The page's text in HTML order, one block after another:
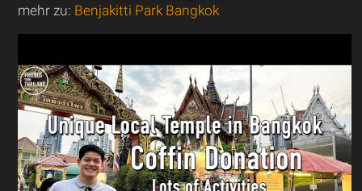
mehr zu: Benjakitti Park Bangkok